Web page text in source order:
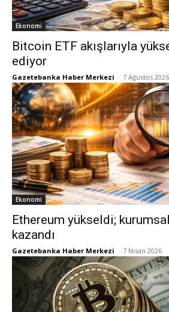
Ekonomi
Bitcoin ETF akışlarıyla
ediyor
Gazetebanka Haber Merkezi - 7 Ağustos 2026
Ekonomi
Ethereum yükseldi;
kazandı
Gazetebanka Haber Merkezi - 7 Nisan 2026